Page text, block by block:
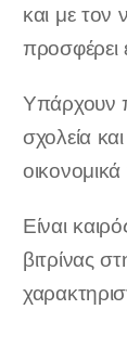
και με τον
προσφέρει
Υπάρχουν
σχολεία
Είναι
βιτρίνας